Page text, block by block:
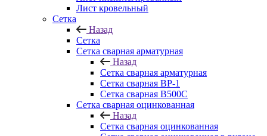
Лист кровельный
Сетка
Назад
Сетка
Сетка сварная арматурная
Назад
Сетка сварная арматурная
Сетка сварная ВР-1
Сетка сварная В500С
Сетка сварная оцинкованная
Назад
Сетка сварная оцинкованная